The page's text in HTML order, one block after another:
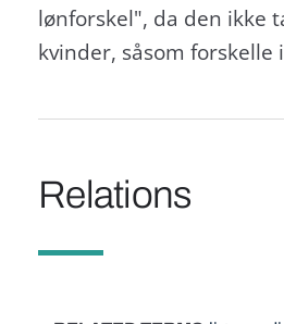
lønforskel", da den ikke
kvinder, såsom
Relations